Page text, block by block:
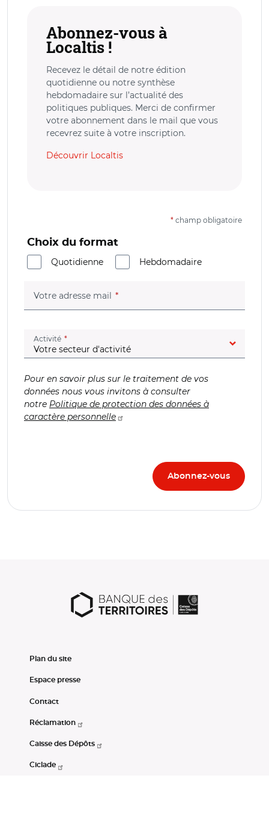
Abonnez-vous à
Localtis !
Recevez le détail de notre édition
quotidienne ou notre synthèse
hebdomadaire sur l’actualité des
politiques publiques. Merci de confirmer
votre abonnement dans le mail que vous
recevrez suite à votre inscription.
Découvrir Localtis
* champ obligatoire
Choix du format
Quotidienne
Hebdomadaire
Votre adresse mail (champ obligatoire)
Activité (champ obligatoire)
Pour en savoir plus sur le traitement de vos
données nous vous invitons à consulter
notre Politique de protection des données à
caractère personnelle
Plan du site
Espace presse
Contact
Réclamation
Caisse des Dépôts
Ciclade